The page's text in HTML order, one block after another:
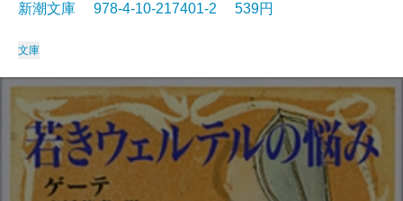
新潮文庫 978-4-10-217401-2 539円
文庫